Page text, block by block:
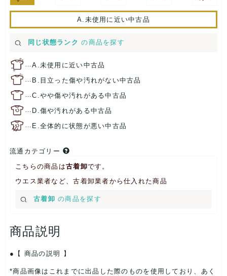
A.未使用に近い中古品
同じ状態ランク の商品を探す
…A.未使用に近い中古品
… B.目立った傷や汚れがない中古品
…C.やや傷や汚れがある中古品
… D.傷や汚れがある中古品
… E.全体的に状態が悪い中古品
流通カテゴリー
こちらの商品は古着卸です。
ウエス業者など、古着卸業者から仕入れた商品
古着卸 の商品を探す
商品説明
【 商品の説明 】
*商品画像はこれまでに出品した際のものを使用しており、あく